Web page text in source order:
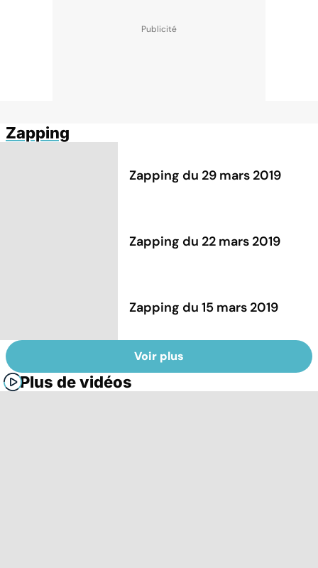
Zapping
Zapping du 29 mars 2019
Zapping du 22 mars 2019
Zapping du 15 mars 2019
Voir plus
Plus de vidéos